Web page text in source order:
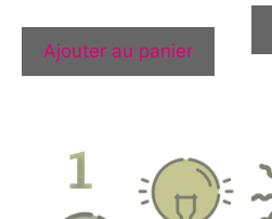
Ajouter au panier